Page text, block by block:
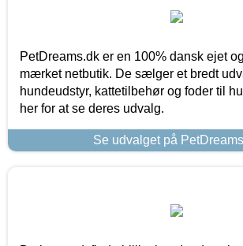
PetDreams.dk er en 100% dansk ejet
mærket netbutik. De sælger et bredt
hundeudstyr, kattetilbehør og foder til
her for at se deres udvalg.
Se udvalget på